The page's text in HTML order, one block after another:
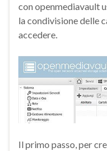
con openmediavault
la condivisione delle
accedere.
Il primo passo, per